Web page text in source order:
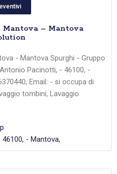
Mantova – Mantova
- Mantova Spurghi - Gruppo
Pacinotti, - 46100, -
Email: - si occupa di
tombini, Lavaggio
- Mantova,